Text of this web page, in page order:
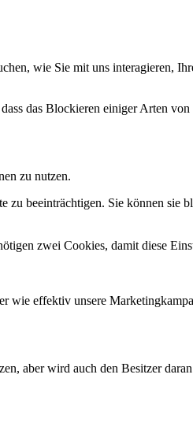
wie Sie mit uns interagieren,
das Blockieren einiger Arten
zu nutzen.
zu beeinträchtigen. Sie können sie
zwei Cookies, damit diese
wie effektiv unsere
aber wird auch den Besitzer